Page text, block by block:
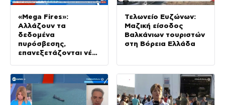
«Mega Fires»:
Αλλάζουν τα
δεδομένα
πυρόσβεσης,
επανεξετάζονται νέοι
Τελωνείο Ευζώνων:
Μαζική είσοδος
Βαλκάνιων τουριστών
στη Βόρεια Ελλάδα